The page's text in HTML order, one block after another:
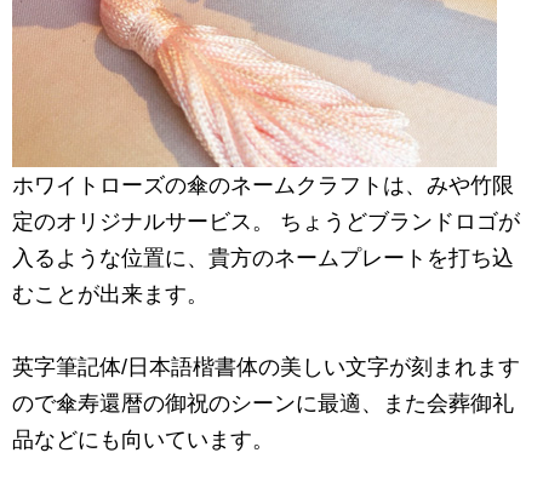
ホワイトローズの傘のネームクラフトは、みや竹限
定のオリジナルサービス。 ちょうどブランドロゴが
入るような位置に、貴方のネームプレートを打ち込
むことが出来ます。
英字筆記体/日本語楷書体の美しい文字が刻まれます
ので傘寿還暦の御祝のシーンに最適、また会葬御礼
品などにも向いています。